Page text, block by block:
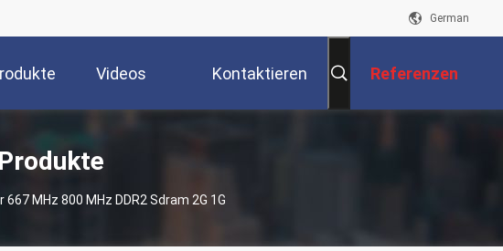
German
Videos Kontaktieren Referenzen
MHz 800 MHz DDR2 Sdram 2G 1G